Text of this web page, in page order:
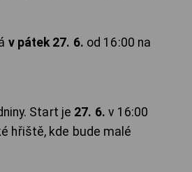
v pátek 27. 6. od 16:00 na
Start je 27. 6. v 16:00
hřiště, kde bude malé